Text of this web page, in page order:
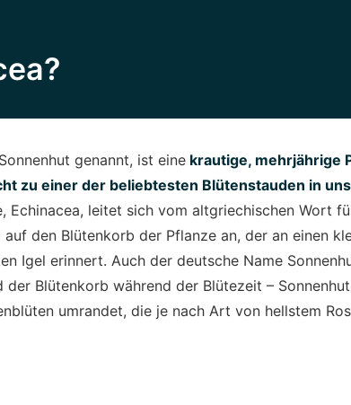
genannt, ist eine krautige, mehrjährige
zu einer der beliebtesten Blütenstauden in
Echinacea, leitet sich vom altgriechischen Wort
den Blütenkorb der Pflanze an, der an einen
Igel erinnert. Auch der deutsche Name
der Blütenkorb während der Blütezeit –
umrandet, die je nach Art von hellstem